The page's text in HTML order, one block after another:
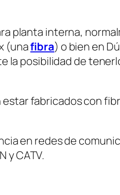
planta interna,
(unafibra) o bien en
la posibilidad de
fabricados con
en redes de
y CATV.